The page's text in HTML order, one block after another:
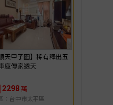
順天甲子園】稀有釋出五
庫傳家透天
2298 萬
：台中市太平區